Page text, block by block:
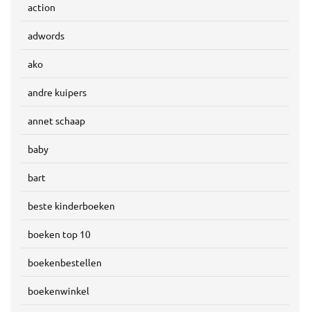
action
adwords
ako
andre kuipers
annet schaap
baby
bart
beste kinderboeken
boeken top 10
boekenbestellen
boekenwinkel